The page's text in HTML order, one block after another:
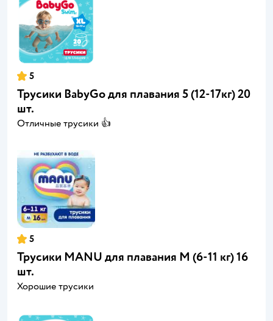
5
Трусики BabyGo для плавания 5 (12-17кг) 20
шт.
Отличные трусики 👍
5
Трусики MANU для плавания M (6-11 кг) 16
шт.
Хорошие трусики